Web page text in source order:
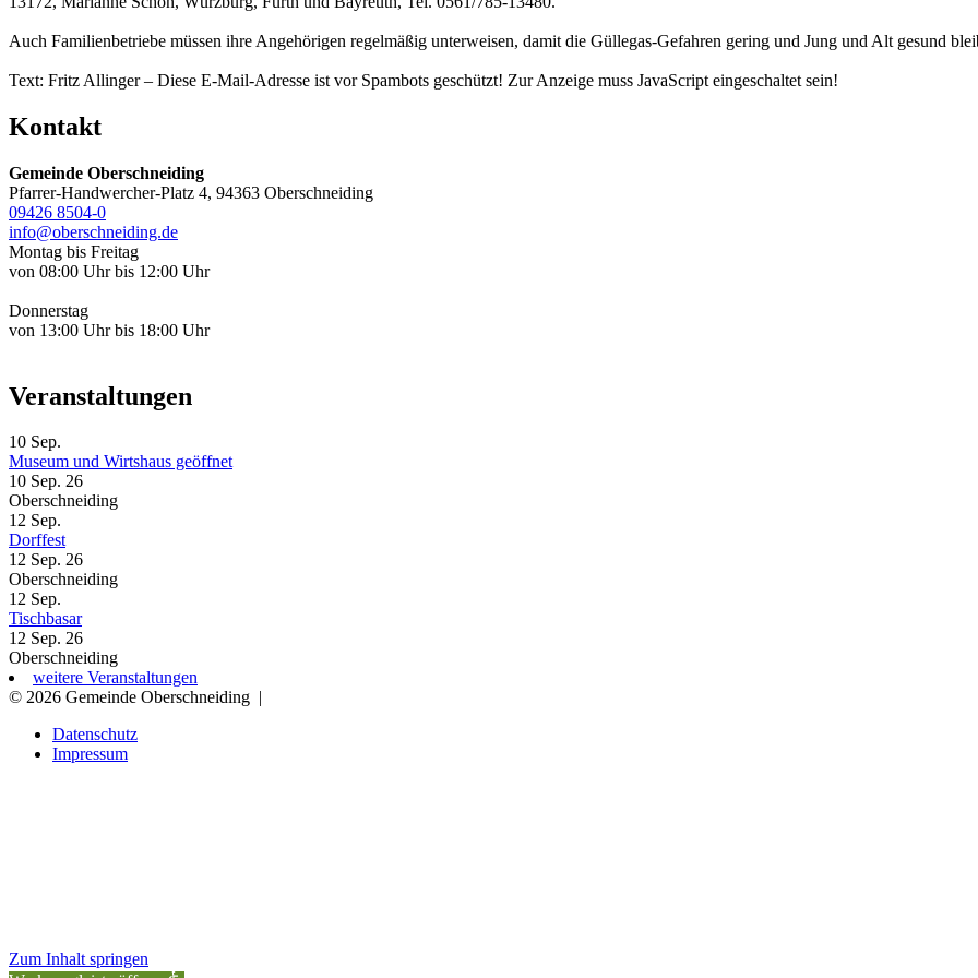
Auch Familienbetriebe müssen ihre Angehörigen regelmäßig unterweisen, damit die Güllegas-Gefahren gering und Jung und Alt gesund
Text: Fritz Allinger – Diese E-Mail-Adresse ist vor Spambots geschützt! Zur Anzeige muss JavaScript eingeschaltet sein!
Kontakt
Gemeinde Oberschneiding
Pfarrer-Handwercher-Platz 4, 94363 Oberschneiding
09426 8504-0
info@oberschneiding.de
Montag bis Freitag
von 08:00 Uhr bis 12:00 Uhr
Donnerstag
von 13:00 Uhr bis 18:00 Uhr
Veranstaltungen
10 Sep.
Museum und Wirtshaus geöffnet
10 Sep. 26
Oberschneiding
12 Sep.
Dorffest
12 Sep. 26
Oberschneiding
12 Sep.
Tischbasar
12 Sep. 26
Oberschneiding
weitere Veranstaltungen
© 2026 Gemeinde Oberschneiding |
Datenschutz
Impressum
Zum Inhalt springen